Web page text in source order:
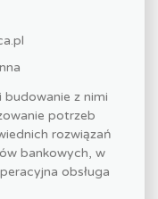
z nimi
potrzeb
rozwiązań
bankowych, w
obsługa